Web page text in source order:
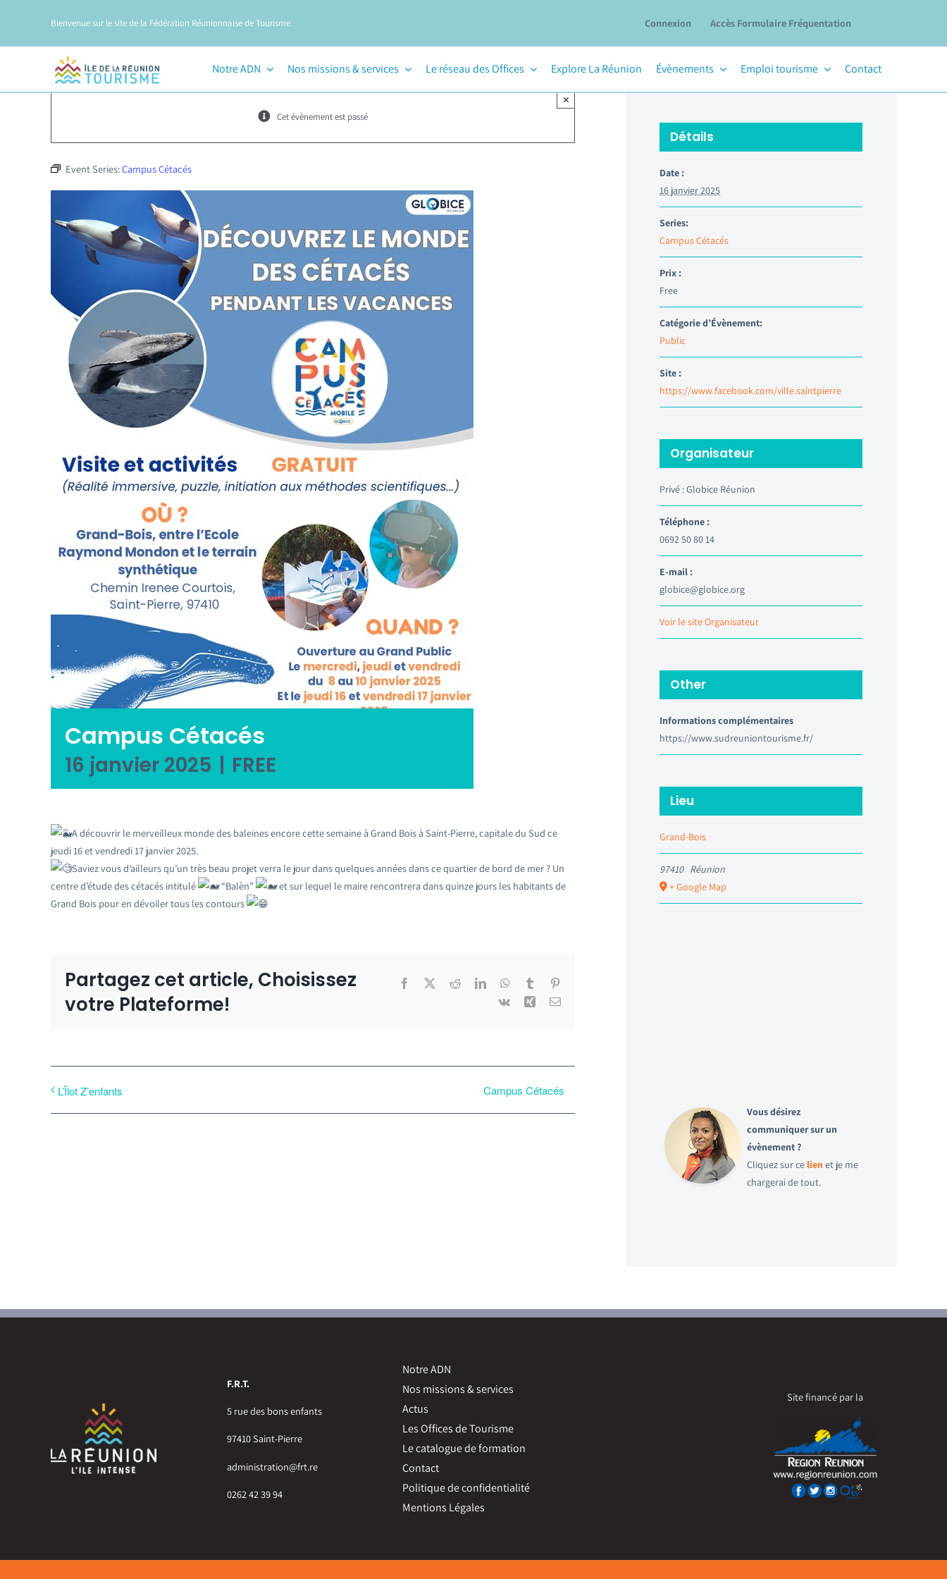
contenu
Bienvenue sur le site de la Fédération Réunionnaise de Tourisme Connexion Accès Formulaire Fréquentation
Notre ADN Nos missions & services Le réseau des Offices Explore La Réunion Évènements Emploi tourisme Contact
Cet évènement est passé
×
Event Series:Campus Cétacés
Campus Cétacés
16 janvier 2025 FREE
A découvrir le merveilleux monde des baleines encore cette semaine à Grand Bois à Saint-Pierre, capitale du Sud ce
jeudi 16 et vendredi 17 janvier 2025.
Saviez vous d’ailleurs qu’un très beau projet verra le jour dans quelques années dans ce quartier de bord de mer ? Un
centre d’étude des cétacés intitulé
“Balèn”
et sur lequel le maire rencontrera dans quinze jours les habitants de
Grand Bois pour en dévoiler tous les contours
Partagez cet article, Choisissez
votre Plateforme!
Facebook RedditLinkedInWhatsApp
Tumblr
Vk
Xing Email
L’Îlot Z’enfants Campus Cétacés
Détails
Date :
16 janvier 2025
Series:
Campus Cétacés
Prix :
Free
Catégorie d’Évènement:
Public
Site :
https://www.facebook.com/ville.saintpierre
Organisateur
Privé : Globice Réunion
Téléphone :
0692 50 80 14
E-mail :
globice@globice.org
Voir le site Organisateur
Other
Informations complémentaires
https://www.sudreuniontourisme.fr/
Lieu
Grand-Bois
97410 Réunion
+ Google Map
Vous désirez
communiquer sur un
évènement ?
Cliquez sur ce lien et je me
chargerai de tout.
F.R.T.
5 rue des bons enfants
97410 Saint-Pierre
administration@frt.re
0262 42 39 94
Notre ADN
Nos missions & services
Actus
Les Offices de Tourisme
Le catalogue de formation
Contact
Politique de confidentialité
Mentions Légales
Site financé par la